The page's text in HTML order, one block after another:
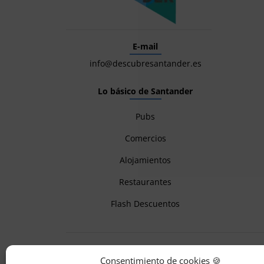
Consentimiento de cookies 🍪
E-mail
info@descubresantander.es
Lo básico de Santander
Pubs
Comercios
Alojamientos
Restaurantes
Flash Descuentos